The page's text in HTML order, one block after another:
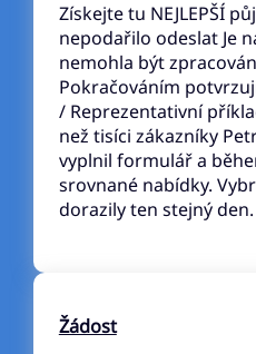
Získejte tu NEJLEPŠÍ
nepodařilo odeslat Je
nemohla být
Pokračováním
/ Reprezentativní
než tisíci zákazníky
vyplnil formulář a
srovnané nabídky.
dorazily ten stejný
Žádost